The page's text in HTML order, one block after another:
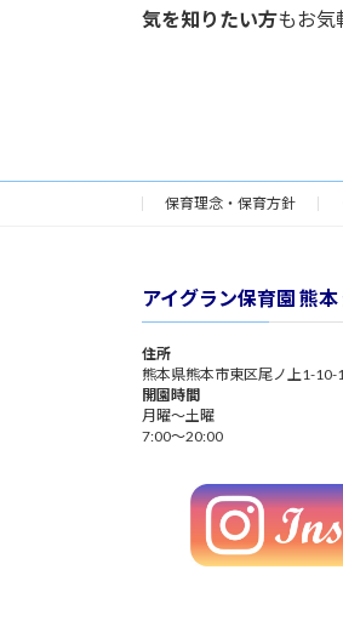
気を知りたい方もお気
保育理念・保育方針
アイグラン保育園 熊
住所
熊本県熊本市東区尾ノ上1-10-
開園時間
月曜～土曜
7:00～20:00